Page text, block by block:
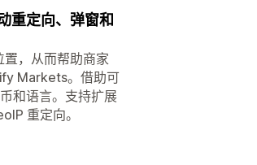
重定向、弹窗和
，从而帮助商家
Markets。借助可
和语言。支持扩展
重定向。